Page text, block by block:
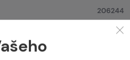
206244
Half-Tan